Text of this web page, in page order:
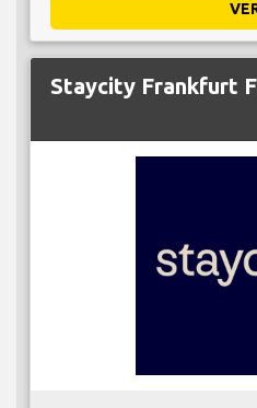
Staycity Frankfurt